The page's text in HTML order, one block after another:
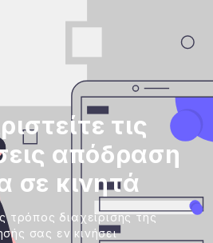
τις
απόδραση
σε κινητά
τρόπος διαχείρισης της
σας εν κινήσει